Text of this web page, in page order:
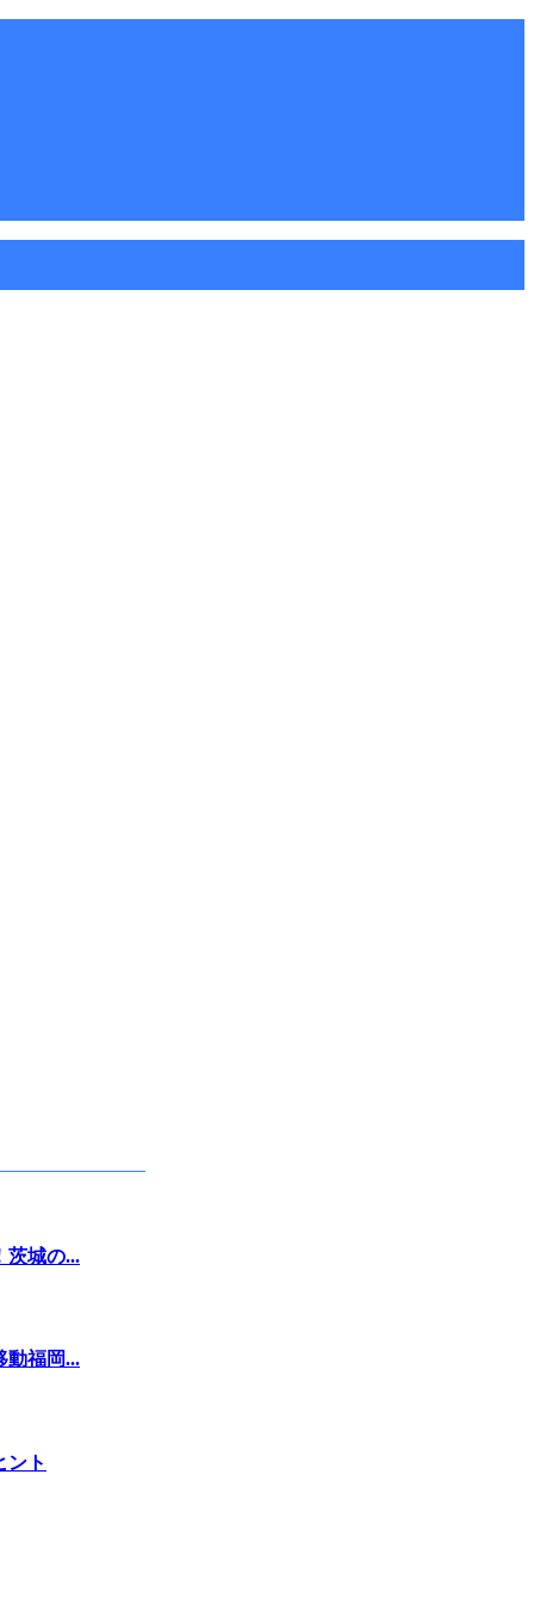
茨城の...
動福岡...
ント